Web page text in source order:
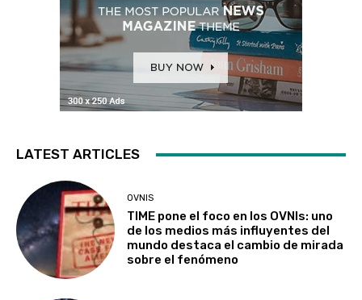
LATEST ARTICLES
OVNIS
TIME pone el foco en los OVNIs: uno
de los medios más influyentes del
mundo destaca el cambio de mirada
sobre el fenómeno